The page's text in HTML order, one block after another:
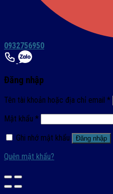
0932756950
Đăng nhập
Tên tài khoản hoặc địa chỉ email *
Mật khẩu *
Ghi nhớ mật khẩu
Đăng nhập
Quên mật khẩu?